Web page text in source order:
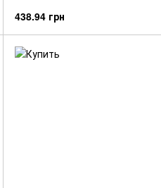
438.94 грн